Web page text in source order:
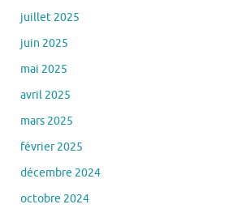
juillet 2025
juin 2025
mai 2025
avril 2025
mars 2025
février 2025
décembre 2024
octobre 2024